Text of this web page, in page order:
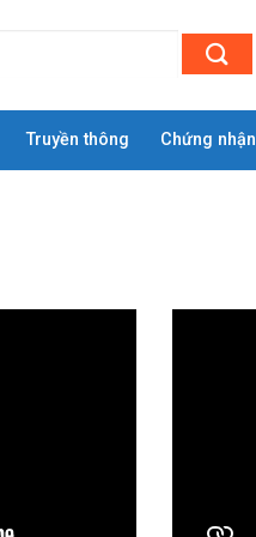
Truyền thông Chứng nhận